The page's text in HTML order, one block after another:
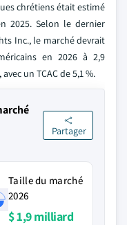
chrétiens était estimé
2025. Selon le dernier
Inc., le marché devrait
en 2026 à 2,9
un TCAC de 5,1 %.
Partager
Taille du marché
2026
$ 1,9 milliard